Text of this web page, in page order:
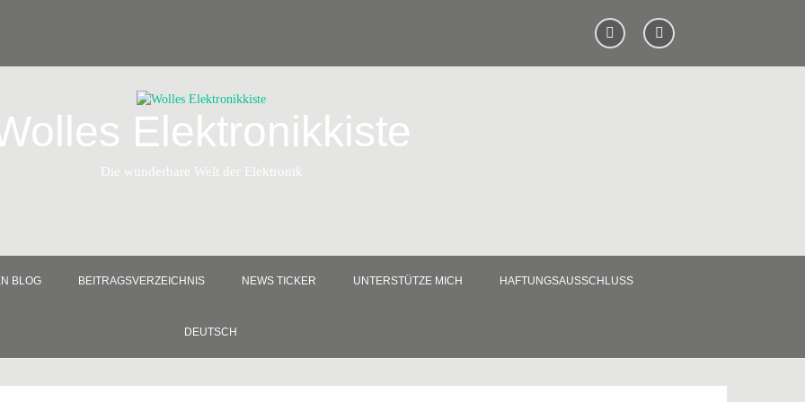
Elektronikkiste
Die wunderbare Welt der Elektronik
BLOG BEITRAGSVERZEICHNIS NEWS TICKER UNTERSTÜTZE MICH HAFTUNGSAUSSCHLUSS
DEUTSCH